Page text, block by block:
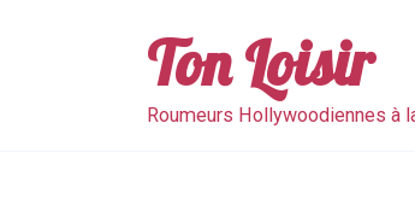
Ton Loisir
Roumeurs Hollywoodiennes à